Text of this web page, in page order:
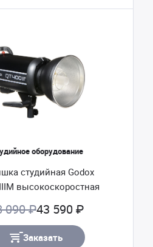
оборудование
студийная Godox
высокоскоростная
090 ₽43 590 ₽
Заказать